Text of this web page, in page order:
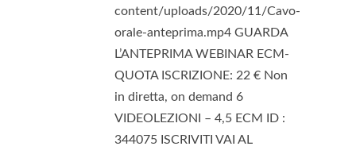
content/uploads/2020/11/Cavo-
orale-anteprima.mp4 GUARDA
L’ANTEPRIMA WEBINAR ECM-
QUOTA ISCRIZIONE: 22 € Non
in diretta, on demand 6
VIDEOLEZIONI – 4,5 ECM ID :
344075 ISCRIVITI VAI AL